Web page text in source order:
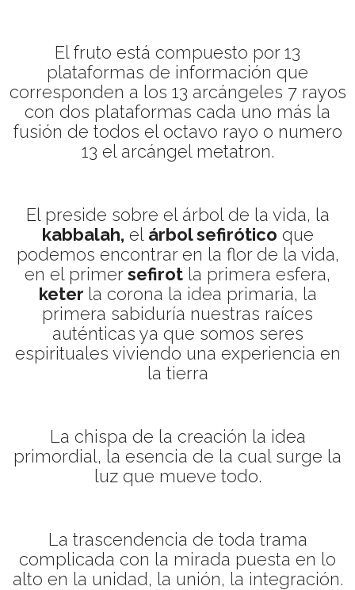
El fruto está compuesto por 13
plataformas de información que
corresponden a los 13 arcángeles 7 rayos
con dos plataformas cada uno más la
fusión de todos el octavo rayo o numero
13 el arcángel metatron.
El preside sobre el árbol de la vida, la
kabbalah, el árbol sefirótico que
podemos encontrar en la flor de la vida,
en el primersefirot la primera esfera,
keter la corona la idea primaria, la
primera sabiduría nuestras raíces
auténticas ya que somos seres
espirituales viviendo una experiencia en
la tierra
La chispa de la creación la idea
primordial, la esencia de la cual surge la
luz que mueve todo.
La trascendencia de toda trama
complicada con la mirada puesta en lo
alto en la unidad, la unión, la integración.